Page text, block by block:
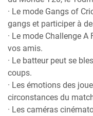
· Le mode Gangs of
gangs et participer à
· Le mode Challenge
vos amis.
· Le batteur peut se
coups.
· Les émotions des
circonstances du
· Les caméras